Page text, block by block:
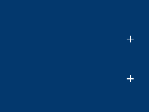
+
+